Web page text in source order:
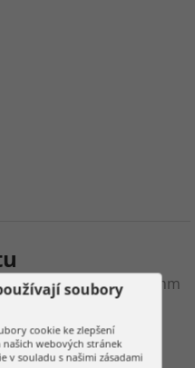
pistole 11 mm × 300 mm
2
soubory
cookie ke zlepšení
webových stránek
v souladu s našimi zásadami